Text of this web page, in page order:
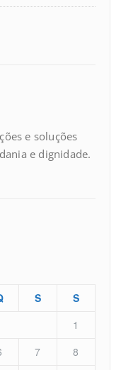
e soluções
e dignidade.
S
S
1
7
8